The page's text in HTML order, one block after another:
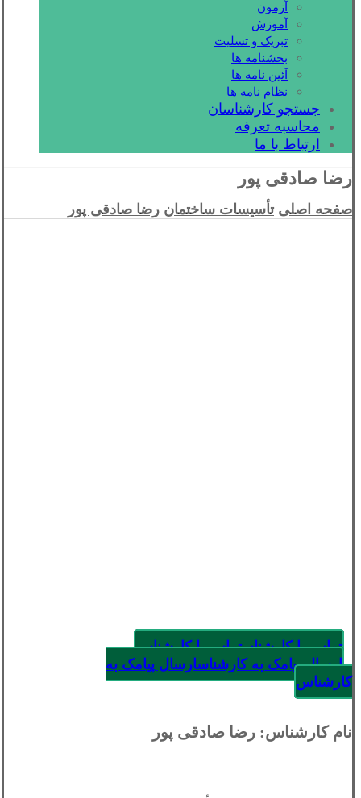
آزمون
آموزش
تبریک و تسلیت
بخشنامه ها
آئین نامه ها
نظام نامه ها
جستجو کارشناسان
محاسبه تعرفه
ارتباط با ما
رضا صادقی پور
صفحه اصلی تأسیسات ساختمان رضا صادقی پور
تماس با کارشناستماس با کارشناس
ارسال پیامک به کارشناسارسال پیامک به
کارشناس
نام کارشناس: رضا صادقی پور